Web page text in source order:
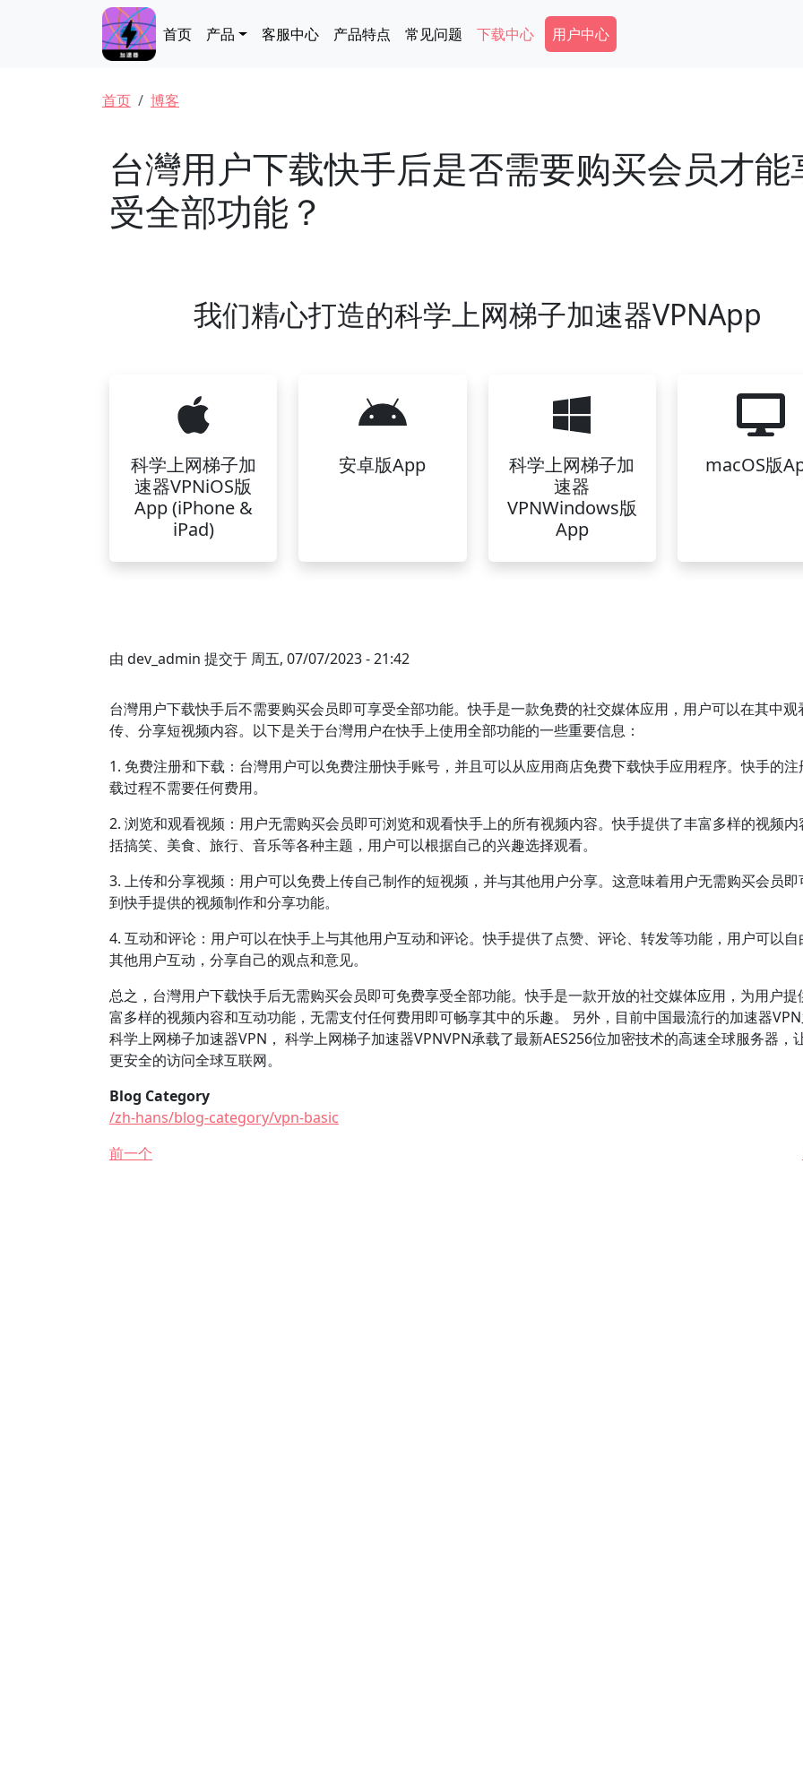
Main navigation
首页 产品 客服中心 产品特点 常见问题 下载中心 Secondary Menu
用户中心
面包屑
首页 博客
台灣用户下载快手后是否需要购买会员才能
受全部功能？
我们精心打造的科学上网梯子加速器VPNApp
科学上网梯子加
速器VPNiOS版
App (iPhone &
iPad)
安卓版App
科学上网梯子加
速器
VPNWindows版
App
macOS版
由 dev_admin 提交于 周五, 07/07/2023 - 21:42
台灣用户下载快手后不需要购买会员即可享受全部功能。快手是一款免费的社交媒体应用，用户可以在其中观
传、分享短视频内容。以下是关于台灣用户在快手上使用全部功能的一些重要信息：
1. 免费注册和下载：台灣用户可以免费注册快手账号，并且可以从应用商店免费下载快手应用程序。快手的注
载过程不需要任何费用。
2. 浏览和观看视频：用户无需购买会员即可浏览和观看快手上的所有视频内容。快手提供了丰富多样的视频内
括搞笑、美食、旅行、音乐等各种主题，用户可以根据自己的兴趣选择观看。
3. 上传和分享视频：用户可以免费上传自己制作的短视频，并与其他用户分享。这意味着用户无需购买会员即
到快手提供的视频制作和分享功能。
4. 互动和评论：用户可以在快手上与其他用户互动和评论。快手提供了点赞、评论、转发等功能，用户可以自
其他用户互动，分享自己的观点和意见。
总之，台灣用户下载快手后无需购买会员即可免费享受全部功能。快手是一款开放的社交媒体应用，为用户提
富多样的视频内容和互动功能，无需支付任何费用即可畅享其中的乐趣。 另外，目前中国最流行的加速器
科学上网梯子加速器VPN， 科学上网梯子加速器VPNVPN承载了最新AES256位加密技术的高速全球服务器，
更安全的访问全球互联网。
Blog Category
/zh-hans/blog-category/vpn-basic
前一个